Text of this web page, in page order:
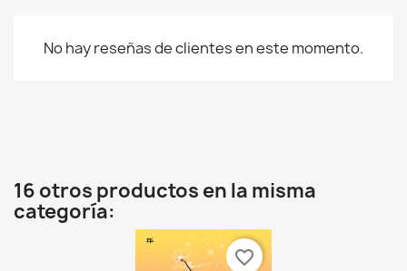
No hay reseñas de clientes en este momento.
16 otros productos en la misma
categoría:
favorite_border